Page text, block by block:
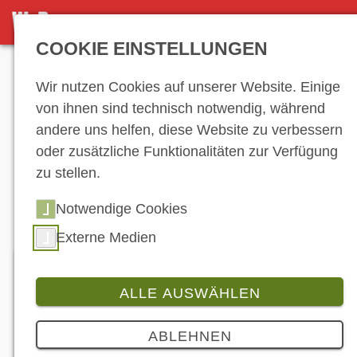
DETAILANSICHT
Hersteller-
Verzeichnis
Peugeot Motocycles Deutschland
COOKIE EINSTELLUNGEN
Wir nutzen Cookies auf unserer Website. Einige
von ihnen sind technisch notwendig, während
andere uns helfen, diese Website zu verbessern
oder zusätzliche Funktionalitäten zur Verfügung
zu stellen.
Notwendige Cookies
Externe Medien
ALLE AUSWÄHLEN
ABLEHNEN